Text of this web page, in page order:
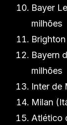
Bayer
milhões
Bayern
milhões
Inter de
Milan
Atlético